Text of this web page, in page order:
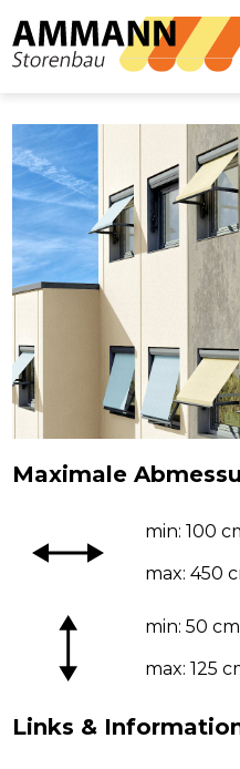
Maximale
min: 100
max: 450
min: 50 cm
max: 125
Links &